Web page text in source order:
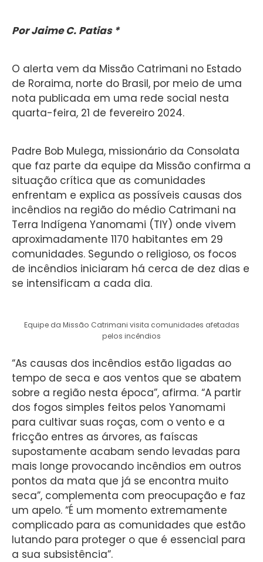
Por Jaime C. Patias *
O alerta vem da Missão Catrimani no Estado
de Roraima, norte do Brasil, por meio de uma
nota publicada em uma rede social nesta
quarta-feira, 21 de fevereiro 2024.
Padre Bob Mulega, missionário da Consolata
que faz parte da equipe da Missão confirma a
situação crítica que as comunidades
enfrentam e explica as possíveis causas dos
incêndios na região do médio Catrimani na
Terra Indígena Yanomami (TIY) onde vivem
aproximadamente 1170 habitantes em 29
comunidades. Segundo o religioso, os focos
de incêndios iniciaram há cerca de dez dias e
se intensificam a cada dia.
Equipe da Missão Catrimani visita comunidades afetadas
pelos incêndios
“As causas dos incêndios estão ligadas ao
tempo de seca e aos ventos que se abatem
sobre a região nesta época”, afirma. “A partir
dos fogos simples feitos pelos Yanomami
para cultivar suas roças, com o vento e a
fricção entres as árvores, as faíscas
supostamente acabam sendo levadas para
mais longe provocando incêndios em outros
pontos da mata que já se encontra muito
seca”, complementa com preocupação e faz
um apelo. “É um momento extremamente
complicado para as comunidades que estão
lutando para proteger o que é essencial para
a sua subsistência”.